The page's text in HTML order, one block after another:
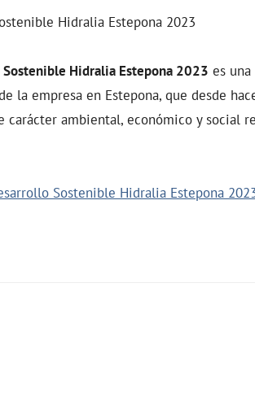
Hidralia Estepona 2023
Hidralia Estepona 2023 es
la empresa en Estepona, que desde
carácter ambiental, económico y social
Sostenible Hidralia Estepona